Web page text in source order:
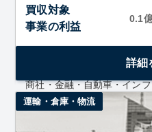
買収対象
事業の利益
0.1
・建設業界を主力とする人
模1億円以上） ・受託事業
商社・金融・自動車・イン
詳細
運輸・倉庫・物流